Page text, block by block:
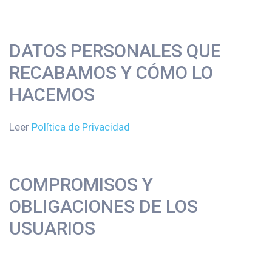
DATOS PERSONALES QUE
RECABAMOS Y CÓMO LO
HACEMOS
Leer Política de Privacidad
COMPROMISOS Y
OBLIGACIONES DE LOS
USUARIOS